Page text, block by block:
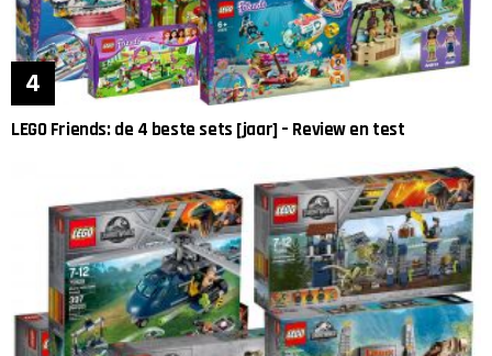
LEGO Friends: de 4 beste sets [jaar] – Review en test